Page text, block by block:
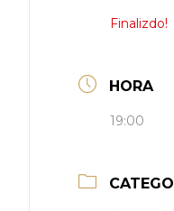
Finalizdo!
HORA
19:00